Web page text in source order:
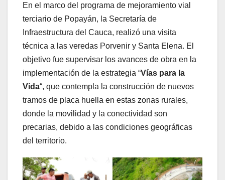
En el marco del programa de mejoramiento vial
terciario de Popayán, la Secretaría de
Infraestructura del Cauca, realizó una visita
técnica a las veredas Porvenir y Santa Elena. El
objetivo fue supervisar los avances de obra en la
implementación de la estrategia “Vías para la
Vida“, que contempla la construcción de nuevos
tramos de placa huella en estas zonas rurales,
donde la movilidad y la conectividad son
precarias, debido a las condiciones geográficas
del territorio.